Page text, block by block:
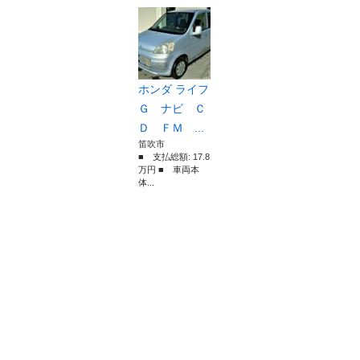
ホンダ ライフ
Ｇ ナビ Ｃ
Ｄ ＦＭ ...
笛吹市
■ 支払総額: 17.8
万円 ■ 車両本
体...